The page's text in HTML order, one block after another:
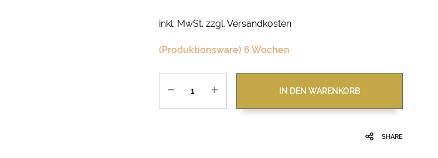
inkl. MwSt. zzgl. Versandkosten
(Produktionsware) 6 Wochen
IN DEN WARENKORB
SHARE